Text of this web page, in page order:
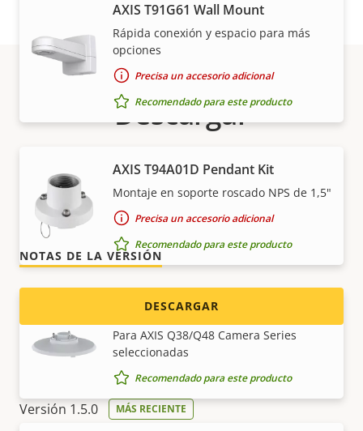
AXIS T91G61 Wall Mount
Rápida conexión y espacio para más
opciones
Precisa un accesorio adicional
Recomendado para este producto
AXIS T94A01D Pendant Kit
Montaje en soporte roscado NPS de 1,5"
Precisa un accesorio adicional
Recomendado para este producto
AXIS TQ3104 Pendant kit
Para AXIS Q38/Q48 Camera Series
seleccionadas
Recomendado para este producto
Descargar
p-ptz_positioning_calibration
Versión 2.5.1 MÁS RECIENTE
NOTAS DE LA VERSIÓN
DESCARGAR
p-ptz_remote_connection
Versión 1.5.0 MÁS RECIENTE